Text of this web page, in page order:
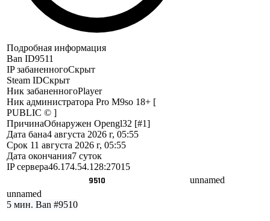
Подробная информация
Ban ID9511
IP забаненногоСкрыт
Steam IDСкрыт
Ник забаненногоPlayer
Ник администратора Pro M9so 18+ [
PUBLIC © ]
ПричинаОбнаружен Opengl32 [#1]
Дата бана4 августа 2026 г, 05:55
Срок 11 августа 2026 г, 05:55
Дата окончания7 суток
IP сервера46.174.54.128:27015
9510
unnamed
unnamed
5 мин. Ban #9510